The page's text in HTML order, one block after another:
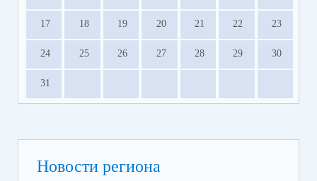
17 18 19 20 21 22 23
24 25 26 27 28 29 30
31
Новости региона